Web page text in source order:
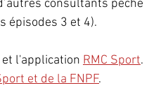
consultants pêche
épisodes 3 et 4).
et l'application RMC Sport.
et de la FNPF.